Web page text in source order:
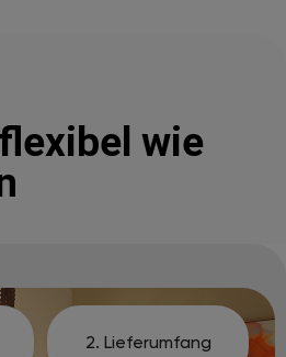
wie
2. Lieferumfang